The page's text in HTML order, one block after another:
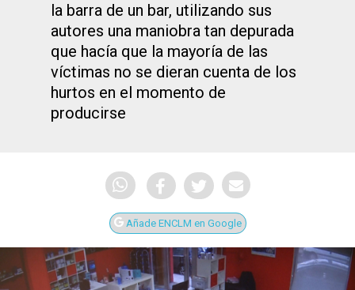
la barra de un bar, utilizando sus
autores una maniobra tan depurada
que hacía que la mayoría de las
víctimas no se dieran cuenta de los
hurtos en el momento de
producirse
Añade ENCLM en Google